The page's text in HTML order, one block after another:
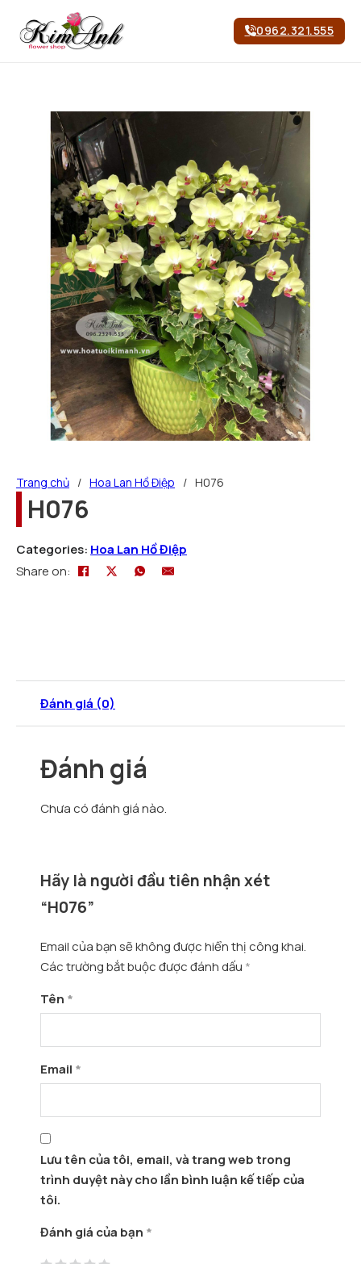
0962.321.555
Trang chủ / Hoa Lan Hồ Điệp / H076
H076
Categories: Hoa Lan Hồ Điệp
Share on:
Đánh giá (0)
Đánh giá
Chưa có đánh giá nào.
Hãy là người đầu tiên nhận xét
“H076”
Email của bạn sẽ không được hiển thị công khai.
Các trường bắt buộc được đánh dấu *
Tên *
Email *
Lưu tên của tôi, email, và trang web trong
trình duyệt này cho lần bình luận kế tiếp của
tôi.
Đánh giá của bạn *